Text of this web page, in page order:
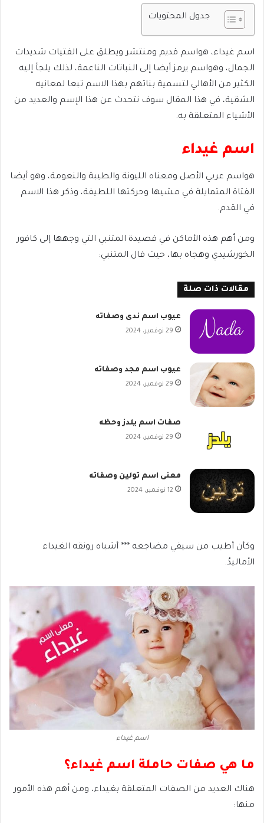
جدول المحتويات
اسم غيداء، هواسم قديم ومنتشر ويطلق على الفتيات شديدات
الجمال، وهواسم يرمز أيضا إلى النباتات الناعمة، لذلك يلجأ إليه
الكثير من الأهالي لتسمية بناتهم بهذا الاسم تبعا لمعانيه
الشقية، في هذا المقال سوف نتحدث عن هذا الإسم والعديد من
الأشياء المتعلقة به.
اسم غيداء
هواسم عربي الأصل ومعناه الليونة والطيبة والنعومة، وهو أيضا
الفتاة المتمايلة في مشيها وحركتها اللطيفة، وذكر هذا الاسم
في القدم.
ومن أهم هذه الأماكن في قصيدة المتنبي التي وجهها إلى كافور
الخورشيدي وهجاه بها، حيث قال المتنبي:
مقالات ذات صلة
عيوب اسم ندى وصفاته
29 نوفمبر، 2024
عيوب اسم مجد وصفاته
29 نوفمبر، 2024
صفات اسم يلدز وحظه
29 نوفمبر، 2024
معنى اسم تولين وصفاته
12 نوفمبر، 2024
وكأن أطيب من سيفي مضاجعه *** أشباه رونقه الغيداء
الأماليدُ.
اسم غيداء
ما هي صفات حاملة اسم غيداء؟
هناك العديد من الصفات المتعلقة بغيداء، ومن أهم هذه الأمور
منها: